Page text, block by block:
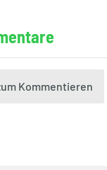
Kommentieren